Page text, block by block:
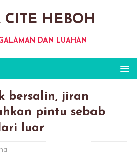
CITE HEBOH
DAN LUAHAN
bersalin, jiran
pintu sebab
luar